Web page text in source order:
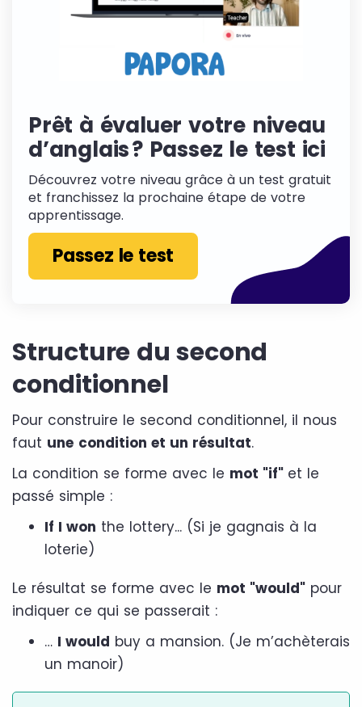
Prêt à évaluer votre niveau
d’anglais ? Passez le test ici
Découvrez votre niveau grâce à un test gratuit
et franchissez la prochaine étape de votre
apprentissage.
Passez le test
Structure du second
conditionnel
Pour construire le second conditionnel, il nous
faut une condition et un résultat.
La condition se forme avec le mot "if" et le
passé simple :
If I won the lottery... (Si je gagnais à la
loterie)
Le résultat se forme avec le mot "would" pour
indiquer ce qui se passerait :
… I would buy a mansion. (Je m’achèterais
un manoir)